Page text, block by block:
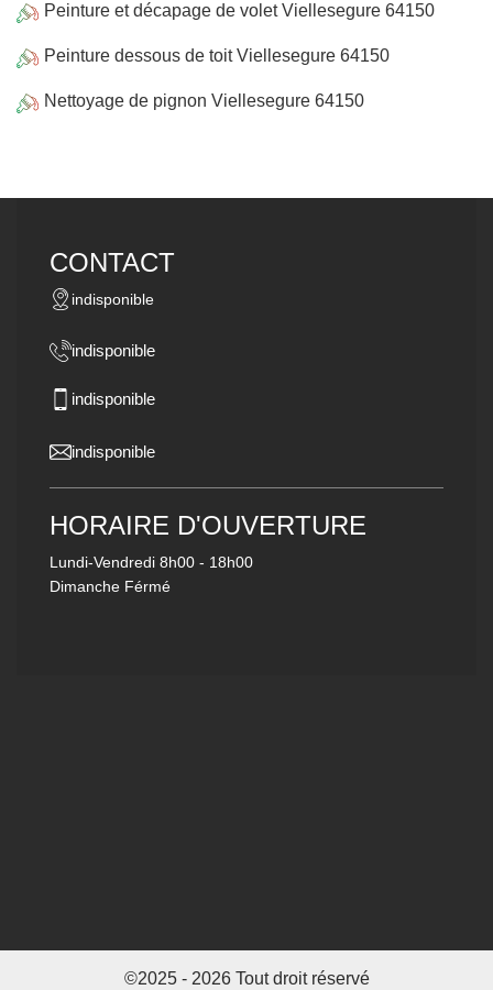
Peinture et décapage de volet Viellesegure 64150
Peinture dessous de toit Viellesegure 64150
Nettoyage de pignon Viellesegure 64150
CONTACT
indisponible
indisponible
indisponible
indisponible
HORAIRE D'OUVERTURE
Lundi-Vendredi 8h00 - 18h00
Dimanche Férmé
©2025 - 2026 Tout droit réservé